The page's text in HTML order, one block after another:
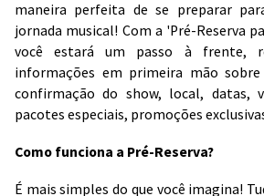
maneira perfeita de se preparar
jornada musical! Com a 'Pré-Reserva
você estará um passo à frente,
informações em primeira mão
confirmação do show, local, datas,
pacotes especiais, promoções
Como funciona a Pré-Reserva?
É mais simples do que você imagina!